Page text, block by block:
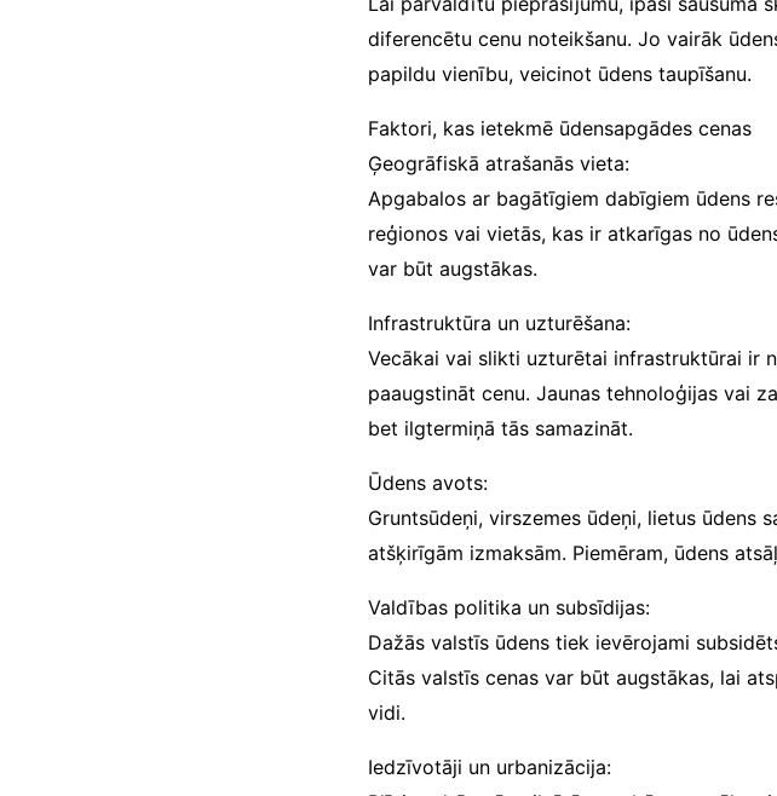
diferencētu cenu noteikšanu. Jo vairāk
papildu vienību, veicinot ūdens taupīšanu.
Faktori, kas ietekmē ūdensapgādes cenas
Ģeogrāfiskā atrašanās vieta:
Apgabalos ar bagātīgiem dabīgiem ūdens
reģionos vai vietās, kas ir atkarīgas no
var būt augstākas.
Infrastruktūra un uzturēšana:
Vecākai vai slikti uzturētai infrastruktūrai ir
paaugstināt cenu. Jaunas tehnoloģijas vai
bet ilgtermiņā tās samazināt.
Ūdens avots:
Gruntsūdeņi, virszemes ūdeņi, lietus ūdens
atšķirīgām izmaksām. Piemēram, ūdens
Valdības politika un subsīdijas:
Dažās valstīs ūdens tiek ievērojami
Citās valstīs cenas var būt augstākas, lai
vidi.
Iedzīvotāji un urbanizācija: